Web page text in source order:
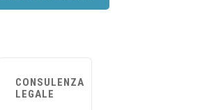
CONSULENZA
LEGALE